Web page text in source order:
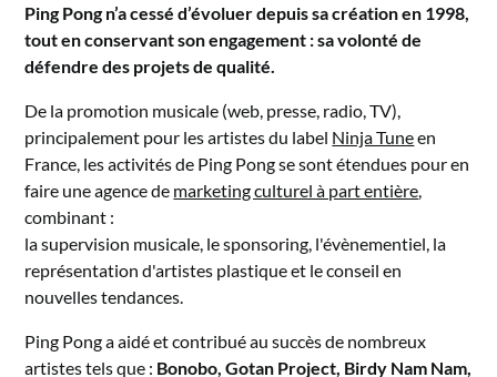
Ping Pong n’a cessé d’évoluer depuis sa création en 1998,
tout en conservant son engagement : sa volonté de
défendre des projets de qualité.
De la promotion musicale (web, presse, radio, TV),
principalement pour les artistes du label Ninja Tuneen
France, les activités de Ping Pong se sont étendues pour en
faire une agence de marketing culturel à part entière
combinant :
la supervision musicale, le sponsoring, l'évènementiel, la
représentation d'artistes plastique et le conseil en
nouvelles tendances.
Ping Pong a aidé et contribué au succès de nombreux
artistes tels que : Bonobo, Gotan Project, Birdy Nam Nam,